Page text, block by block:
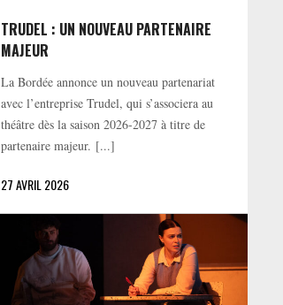
TRUDEL : UN NOUVEAU PARTENAIRE
MAJEUR
La Bordée annonce un nouveau partenariat
avec l’entreprise Trudel, qui s’associera au
théâtre dès la saison 2026-2027 à titre de
partenaire majeur. [...]
27 AVRIL 2026